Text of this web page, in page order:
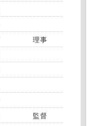
理事
監督